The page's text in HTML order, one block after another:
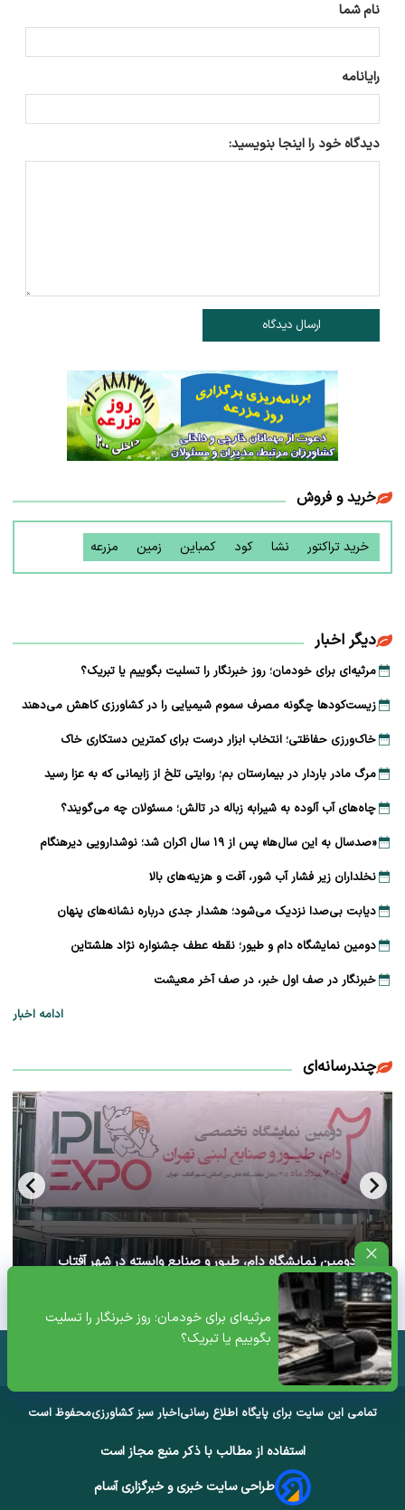
مرثیه‌ای برای خودمان؛ روز خبرنگار را تسلیت
بگوییم یا تبریک؟
نام شما
رایانامه
دیدگاه خود را اینجا بنویسید:
ارسال دیدگاه
خرید و فروش
خرید تراکتور نشا کود کمباین زمین مزرعه
دیگر اخبار
مرثیه‌ای برای خودمان؛ روز خبرنگار را تسلیت بگوییم یا تبریک؟
زیست‌کودها چگونه مصرف سموم شیمیایی را در کشاورزی کاهش می‌دهند
خاک‌ورزی حفاظتی؛ انتخاب ابزار درست برای کمترین دستکاری خاک
مرگ مادر باردار در بیمارستان بم؛ روایتی تلخ از زایمانی که به عزا رسید
چاه‌های آب آلوده به شیرابه زباله در تالش؛ مسئولان چه می‌گویند؟
«صدسال به این سال‌ها» پس از ۱۹ سال اکران شد؛ نوشدارویی دیرهنگام
نخلداران زیر فشار آب شور، آفت و هزینه‌های بالا
دیابت بی‌صدا نزدیک می‌شود؛ هشدار جدی درباره نشانه‌های پنهان
دومین نمایشگاه دام و طیور؛ نقطه عطف جشنواره نژاد هلشتاین
خبرنگار در صف اول خبر، در صف آخر معیشت
ادامه اخبار
چندرسانه‌ای
آغاز دومین نمایشگاه دام، طیور و صنایع وابسته در شهر آفتاب
تهران+ ویدئو
تمامی این سایت برای پایگاه اطلاع رسانیاخبار سبز کشاورزیمحفوظ است
استفاده از مطالب با ذکر منبع مجاز است
طراحی سایت خبری و خبرگزاری آسام